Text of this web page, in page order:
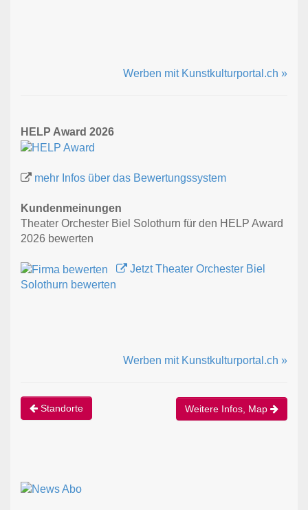
Werben mit Kunstkulturportal.ch »
HELP Award 2026
mehr Infos über das Bewertungssystem
Kundenmeinungen
Theater Orchester Biel Solothurn für den HELP Award
2026 bewerten
Jetzt Theater Orchester Biel
Solothurn bewerten
Werben mit Kunstkulturportal.ch »
Standorte Weitere Infos, Map